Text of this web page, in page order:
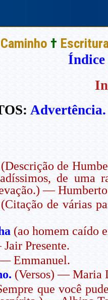
†
Índice
Advertência.
(Descrição de
de uma
—
(Citação de várias
(ao homem caído
Presente.
Emmanuel.
(Versos) — Maria
que você